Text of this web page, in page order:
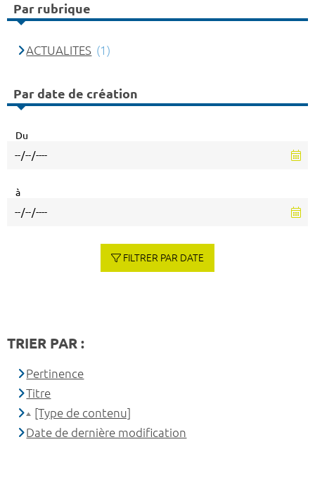
Par rubrique
ACTUALITES (1)
Par date de création
Du
à
FILTRER PAR DATE
TRIER PAR :
Pertinence
Titre
[Type de contenu]
Date de dernière modification